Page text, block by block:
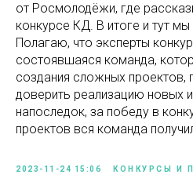
от Росмолодёжи, где
конкурсе КД. В итоге и тут
Полагаю, что эксперты
состоявшаяся команда,
создания сложных
доверить реализацию новых
напоследок, за победу в
проектов вся команда
2023-11-24 15:06 КОНКУРСЫ И